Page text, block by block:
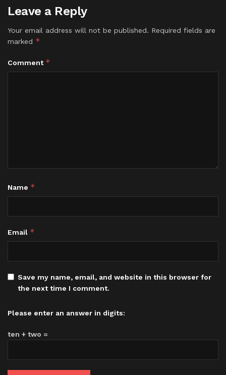
Leave a Reply
Your email address will not be published. Required fields are
marked *
Comment *
Name *
Email *
Save my name, email, and website in this browser for
the next time I comment.
Please enter an answer in digits:
ten + two =